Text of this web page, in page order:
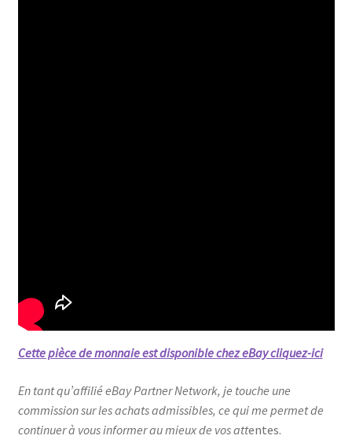
Cette pièce de monnaie est disponible chez eBay cliquez-ici
En tant qu’affilié eBay Partner Network, je touche une
commission sur les achats admissibles, ce qui me permet de
continuer à vous informer au mieux de vos attentes.